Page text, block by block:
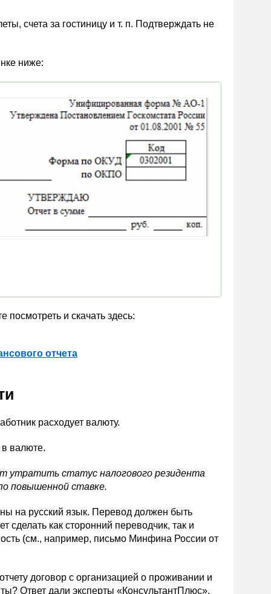
счета за гостиницу и т. п. Подтверждать не
ниже:
и скачать здесь:
отчета
расходует валюту.
валюте.
утратить статус налогового резидента
повышенной ставке.
на русский язык. Перевод должен быть
сделать как сторонний переводчик, так и
(см., например, письмо Минфина России от
договор с организацией о проживании и
Ответ дали эксперты «КонсультантПлюс».